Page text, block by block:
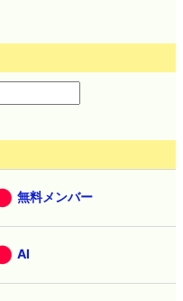
無料メンバー
AI